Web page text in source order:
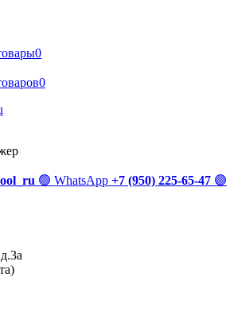
0
0
🟢 WhatsApp +7 (950) 225-65-47 🟣